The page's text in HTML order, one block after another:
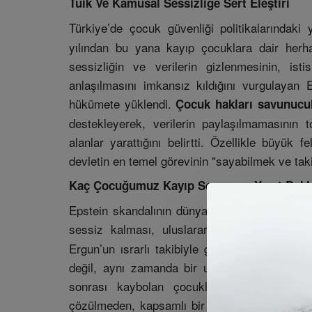
Türkiye’de çocuk güvenliği
yılından bu yana kayıp çocuklara dair
sessizliğin ve verilerin gizlenmesinin,
anlaşılmasını imkansız kıldığını
hükümete yüklendi.Çocuk hakları
destekleyerek, verilerin
alanlar yarattığını belirtti. Özellikle büyük
devletin en temel görevinin "sayabilmek ve
Kaç Çocuğumuz Kayıp Sorusuna Yanıt
Epstein skandalının dünyayı sarstığı bir
sessiz kalması, uluslararası
Ergun’un ısrarlı takibiyle gündemde kalan
değil, aynı zamanda bir ulusal güvenlik ve
sonrası kaybolan çocukların akıbetinin
çözülmeden, kapsamlı bir
çocuk koruma